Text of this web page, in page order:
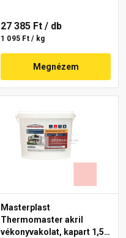
27 385 Ft / db
1 095 Ft / kg
Megnézem
Masterplast
Thermomaster akril
vékonyvakolat, kapart 1,5